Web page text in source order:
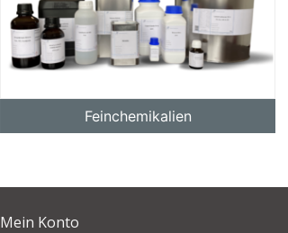
Feinchemikalien
Mein Konto